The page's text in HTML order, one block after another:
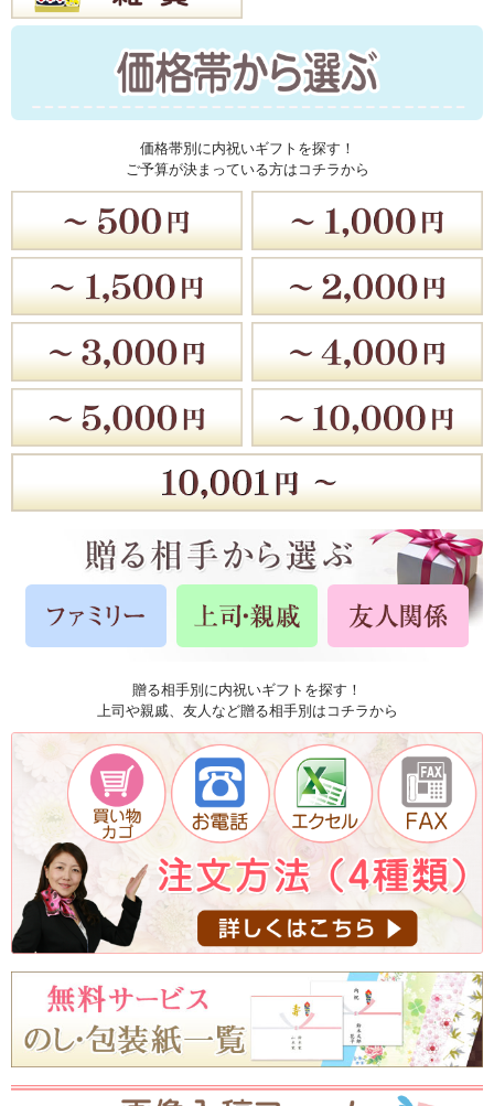
価格帯別に内祝いギフトを探す！
ご予算が決まっている方はコチラから
贈る相手別に内祝いギフトを探す！
上司や親戚、友人など贈る相手別はコチラから